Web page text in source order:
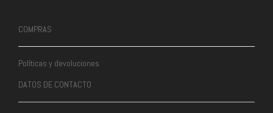
COMPRAS
Políticas y devoluciones
DATOS DE CONTACTO